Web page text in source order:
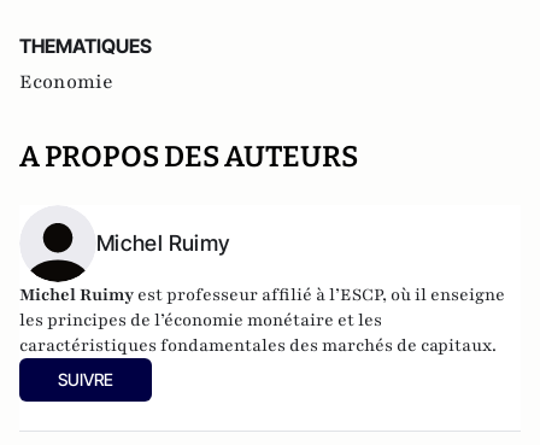
THEMATIQUES
Economie
A PROPOS DES AUTEURS
Michel Ruimy
Michel Ruimy est professeur affilié à l’ESCP, où il enseigne
les principes de l’économie monétaire et les
caractéristiques fondamentales des marchés de capitaux.
SUIVRE